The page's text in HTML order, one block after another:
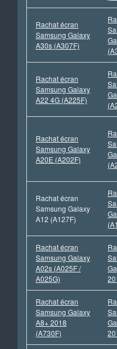
Rachat écran
Samsung Galaxy
A30s (A307F)
Rachat écran
Samsung Galaxy
A22 4G (A225F)
Rachat écran
Samsung Galaxy
A20E (A202F)
Rachat écran
Samsung Galaxy
A12 (A127F)
Rachat écran
Samsung Galaxy
A02s (A025F /
A025G)
Rachat écran
Samsung Galaxy
A8+ 2018
(A730F)